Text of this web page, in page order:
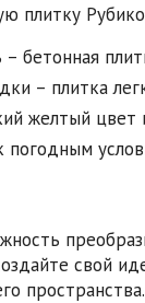
плитку
– бетонная
– плитка
желтый цвет
погодным
свой